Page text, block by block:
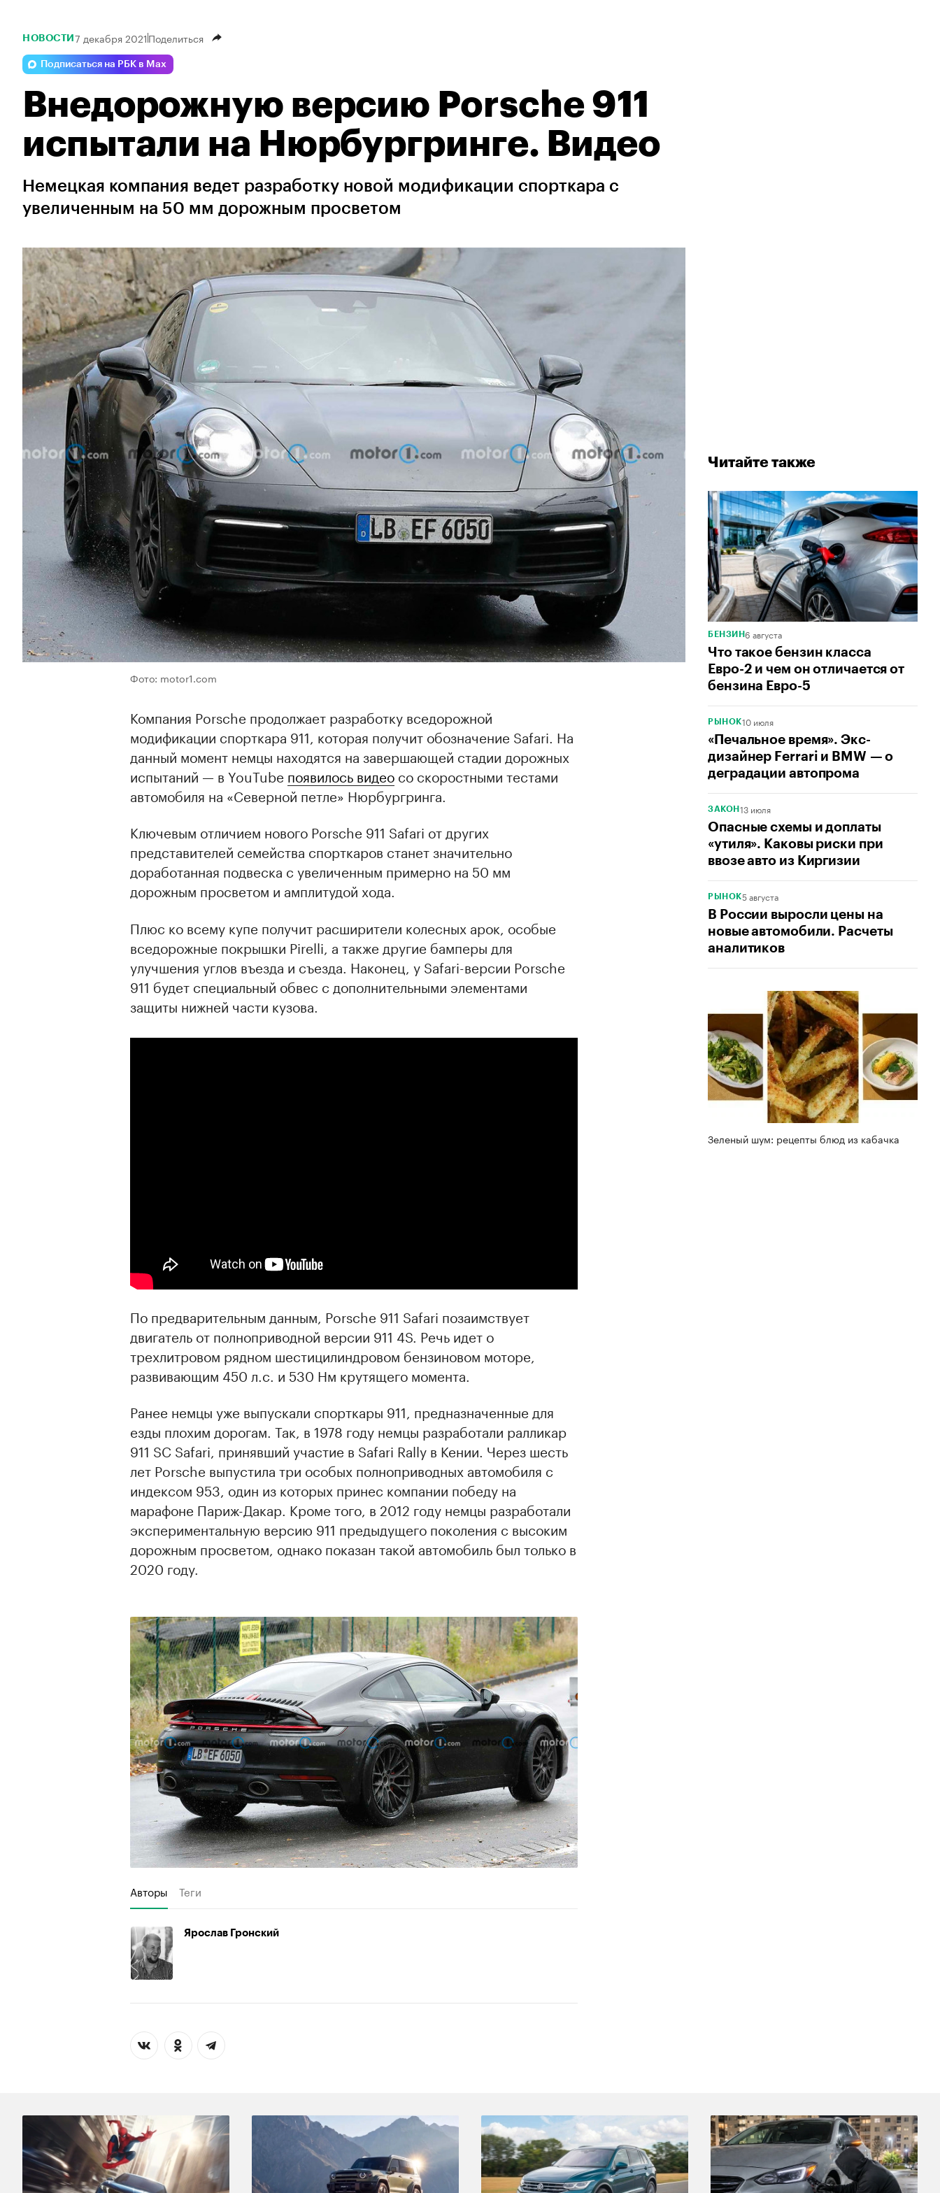
Читайте также
БЕНЗИН6 августа
Что такое бензин класса
Евро-2 и чем он отличается от
бензина Евро-5
РЫНОК10 июля
«Печальное время». Экс-
дизайнер Ferrari и BMW — о
деградации автопрома
ЗАКОН 13 июля
Опасные схемы и доплаты
«утиля». Каковы риски при
ввозе авто из Киргизии
РЫНОК5 августа
В России выросли цены на
новые автомобили. Расчеты
аналитиков
Зеленый шум: рецепты блюд из кабачка
НОВОСТИ 7 декабря 2021Поделиться
Подписаться на РБК в Max
Внедорожную версию Porsche 911
испытали на Нюрбургринге. Видео
Немецкая компания ведет разработку новой модификации спорткара с
увеличенным на 50 мм дорожным просветом
Фото: motor1.com
Компания Porsche продолжает разработку вседорожной
модификации спорткара 911, которая получит обозначение Safari. На
данный момент немцы находятся на завершающей стадии дорожных
испытаний — в YouTube появилось видео со скоростными тестами
автомобиля на «Северной петле» Нюрбургринга.
Ключевым отличием нового Porsche 911 Safari от других
представителей семейства спорткаров станет значительно
доработанная подвеска с увеличенным примерно на 50 мм
дорожным просветом и амплитудой хода.
Плюс ко всему купе получит расширители колесных арок, особые
вседорожные покрышки Pirelli, а также другие бамперы для
улучшения углов въезда и съезда. Наконец, у Safari-версии Porsche
911 будет специальный обвес с дополнительными элементами
защиты нижней части кузова.
По предварительным данным, Porsche 911 Safari позаимствует
двигатель от полноприводной версии 911 4S. Речь идет о
трехлитровом рядном шестицилиндровом бензиновом моторе,
развивающим 450 л.с. и 530 Нм крутящего момента.
Ранее немцы уже выпускали спорткары 911, предназначенные для
езды плохим дорогам. Так, в 1978 году немцы разработали ралликар
911 SC Safari, принявший участие в Safari Rally в Кении. Через шесть
лет Porsche выпустила три особых полноприводных автомобиля с
индексом 953, один из которых принес компании победу на
марафоне Париж-Дакар. Кроме того, в 2012 году немцы разработали
экспериментальную версию 911 предыдущего поколения с высоким
дорожным просветом, однако показан такой автомобиль был только в
2020 году.
Авторы Теги
Ярослав Гронский